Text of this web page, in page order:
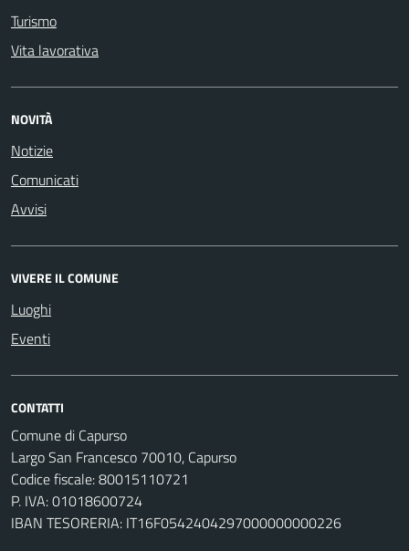
Turismo
Vita lavorativa
NOVITÀ
Notizie
Comunicati
Avvisi
VIVERE IL COMUNE
Luoghi
Eventi
CONTATTI
Comune di Capurso
Largo San Francesco 70010, Capurso
Codice fiscale: 80015110721
P. IVA: 01018600724
IBAN TESORERIA: IT16F0542404297000000000226